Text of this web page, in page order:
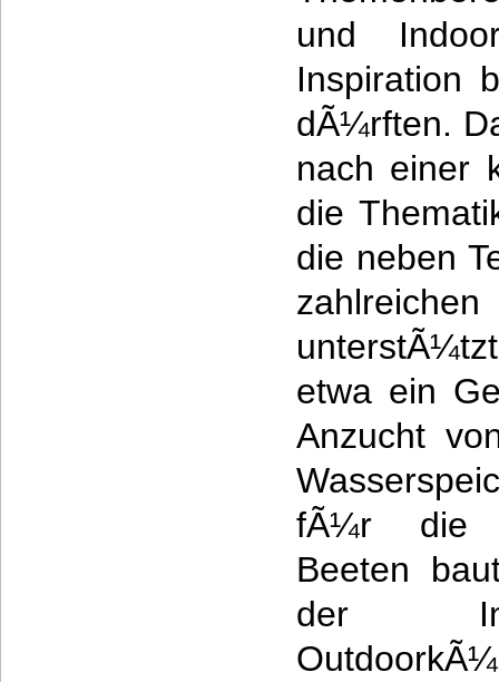
und
Inspiration
dÃ¼rften.
nach einer
die
die neben
etwa ein
Anzucht
fÃ¼r die
Beeten
der